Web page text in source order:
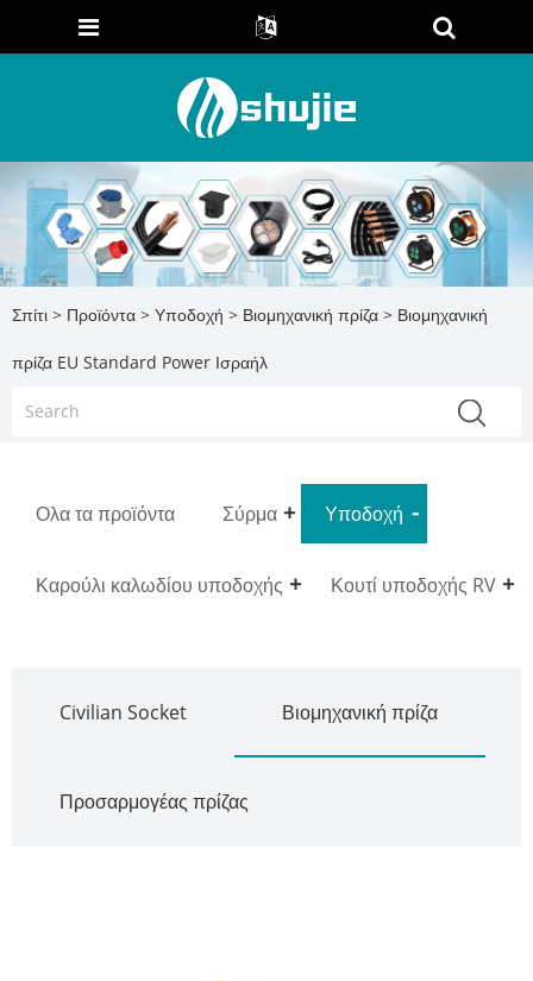
Σπίτι > Προϊόντα > Υποδοχή > Βιομηχανική πρίζα > Βιομηχανική
πρίζα EU Standard Power Ισραήλ
Ολα τα προϊόντα Σύρμα Υποδοχή
Καρούλι καλωδίου υποδοχής Κουτί υποδοχής RV
Civilian Socket Βιομηχανική πρίζα
Προσαρμογέας πρίζας